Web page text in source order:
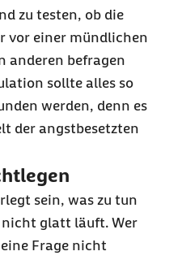
zu testen, ob die
vor einer mündlichen
anderen befragen
sollte alles so
werden, denn es
der angstbesetzten
sein, was zu tun
nicht glatt läuft. Wer
Frage nicht